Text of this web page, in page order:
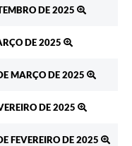
DE 2025
DE 2025
MARÇO DE 2025
DE 2025
FEVEREIRO DE 2025